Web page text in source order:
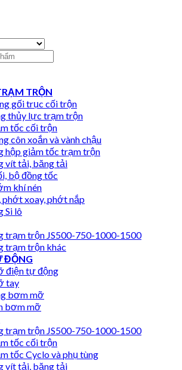
TRỘN
gối trục cối trộn
thủy lực trạm trộn
tốc cối trộn
côn xoắn và vành chậu
hộp giảm tốc trạm trộn
vít tải, băng tải
bộ đồng tốc
khí nén
phớt xoay, phớt nắp
Si lô
trạm trộn JS500-750-1000-1500
trạm trộn khác
ĐỘNG
điện tự động
tay
bơm mỡ
bơm mỡ
trạm trộn JS500-750-1000-1500
tốc cối trộn
tốc Cyclo và phụ tùng
vít tải, băng tải